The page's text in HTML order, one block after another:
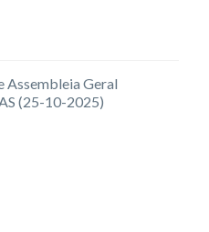
Assembleia Geral
(25-10-2025)